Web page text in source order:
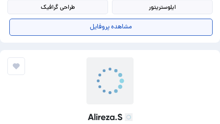
ایلوستریتور طراحی گرافیک
مشاهده پروفایل
Alireza.S